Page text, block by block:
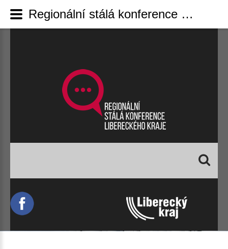
Regionální stálá konference Libereckého kraje - Podpora singltreků a bikeparků. Liberecký kraj rozdělí půl milionu korun na bezpečnější trailové tratě